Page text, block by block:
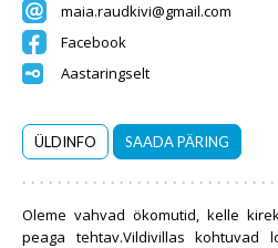
maia.raudkivi@gmail.com
Facebook
Aastaringselt
ÜLDINFO SAADA PÄRING
Oleme vahvad ökomutid, kelle
peaga tehtav.Vildivillas kohtuvad